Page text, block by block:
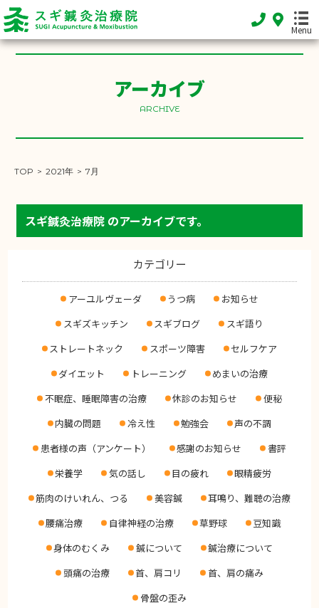
Menu
ホーム
HOME
店舗案内
SHOP INFO
お知らせ
INFORMATION
スギブログ
アーカイブ
ARCHIVE
TOP > 2021年 > 7月
スギ鍼灸治療院 のアーカイブです。
カテゴリー
アーユルヴェーダ うつ病
お知らせ
スギズキッチン
スギブログ
スギ語り
ストレートネック
スポーツ障害
セルフケア
ダイエット
トレーニング
めまいの治療
不眠症、睡眠障害の治療
休診のお知らせ
便秘
内臓の問題
冷え性 勉強会
声の不調
患者様の声（アンケート）
感謝のお知らせ
書評
栄養学
気の話し 目の疲れ
眼精疲労
筋肉のけいれん、つる
美容鍼
耳鳴り、難聴の治療
腰痛治療
自律神経の治療 草野球
豆知識
身体のむくみ
鍼について
鍼治療について
頭痛の治療
首、肩コリ
首、肩の痛み
骨盤の歪み